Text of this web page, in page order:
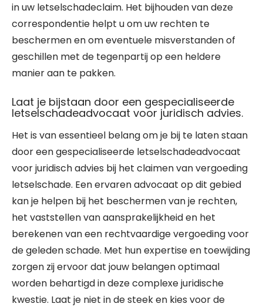
in uw letselschadeclaim. Het bijhouden van deze
correspondentie helpt u om uw rechten te
beschermen en om eventuele misverstanden of
geschillen met de tegenpartij op een heldere
manier aan te pakken.
Laat je bijstaan door een gespecialiseerde
letselschadeadvocaat voor juridisch advies.
Het is van essentieel belang om je bij te laten staan
door een gespecialiseerde letselschadeadvocaat
voor juridisch advies bij het claimen van vergoeding
letselschade. Een ervaren advocaat op dit gebied
kan je helpen bij het beschermen van je rechten,
het vaststellen van aansprakelijkheid en het
berekenen van een rechtvaardige vergoeding voor
de geleden schade. Met hun expertise en toewijding
zorgen zij ervoor dat jouw belangen optimaal
worden behartigd in deze complexe juridische
kwestie. Laat je niet in de steek en kies voor de